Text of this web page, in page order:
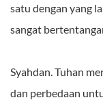
satu dengan yang
sangat
Syahdan. Tuhan
dan perbedaan